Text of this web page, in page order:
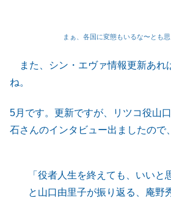
まぁ、各国に変態もいるな〜とも思
また、シン・エヴァ情報更新あれ
ね。
5月です。更新ですが、リツコ役山
石さんのインタビュー出ましたので
「役者人生を終えても、いいと
と山口由里子が振り返る、庵野